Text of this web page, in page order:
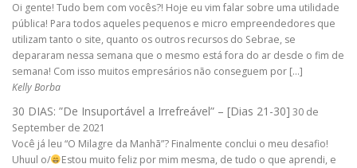
Oi gente! Tudo bem com vocês?! Hoje eu vim falar sobre uma utilidade
pública! Para todos aqueles pequenos e micro empreendedores que
utilizam tanto o site, quanto os outros recursos do Sebrae, se
depararam nessa semana que o mesmo está fora do ar desde o fim de
semana! Com isso muitos empresários não conseguem por […]
Kelly Borba
30 DIAS: ”De Insuportável a Irrefreável” – [Dias 21-30] 30 de
September de 2021
Você já leu “O Milagre da Manhã”? Finalmente conclui o meu desafio!
Uhuul o/
Estou muito feliz por mim mesma, de tudo o que aprendi, e